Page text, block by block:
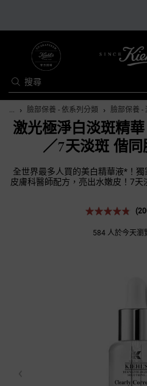
搜尋
Main content
... 臉部保養 - 依系列分類 臉部保養 -
激光極淨白淡斑精
／7天淡斑 偕
全世界最多人買的美白精華液*！
皮膚科醫師配方，亮出水嫩皮！7天
584 人於今天瀏